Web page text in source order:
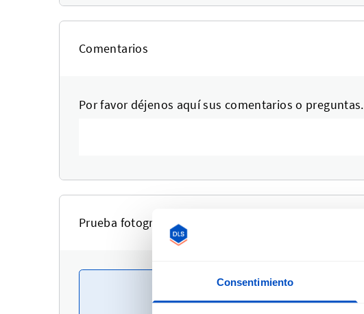
Consentimiento
Comentarios
Por favor déjenos aquí sus comentarios o preguntas.
Prueba fotográfica